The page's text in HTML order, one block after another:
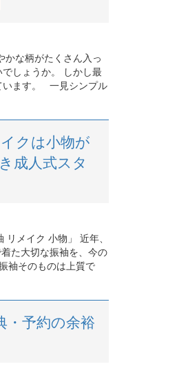
かな柄がたくさん入っ
しょうか。 しかし最
います。 一見シンプル
クは小物が
成人式スタ
メイク 小物」 近年、
た大切な振袖を、今の
袖そのものは上質で
・予約の余裕